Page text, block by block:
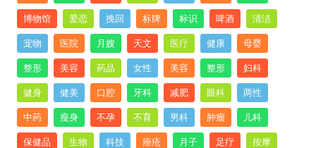
博物馆 爱恋 挽回 标牌 标识 啤酒 清洁
宠物 医院 月嫂 天文 医疗 健康 母婴
整形 美容 药品 女性 美容 整形 妇科
健身 健美 口腔 牙科 减肥 眼科 两性
中药 瘦身 不孕 不育 男科 肿瘤 儿科
保健品 生物 科技 痤疮 月子 足疗 按摩